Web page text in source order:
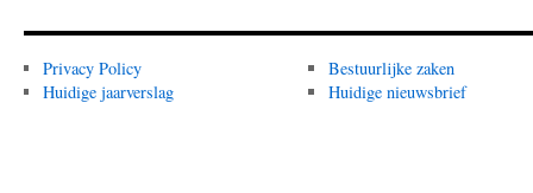
Privacy Policy
Huidige jaarverslag
Bestuurlijke zaken
Huidige nieuwsbrief